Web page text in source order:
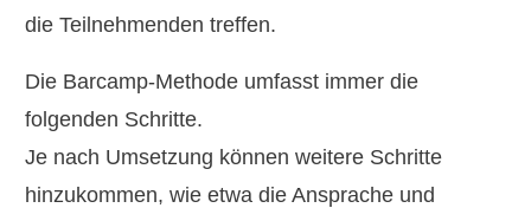
die Teilnehmenden treffen.
Die Barcamp-Methode umfasst immer die
folgenden Schritte.
Je nach Umsetzung können weitere Schritte
hinzukommen, wie etwa die Ansprache und